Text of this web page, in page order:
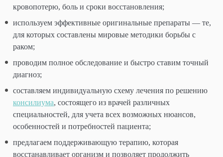
кровопотерю, боль и сроки восстановления;
используем эффективные оригинальные препараты — те,
для которых составлены мировые методики борьбы с
раком;
проводим полное обследование и быстро ставим точный
диагноз;
составляем индивидуальную схему лечения по решению
консилиума, состоящего из врачей различных
специальностей, для учета всех возможных нюансов,
особенностей и потребностей пациента;
предлагаем поддерживающую терапию, которая
восстанавливает организм и позволяет продолжить